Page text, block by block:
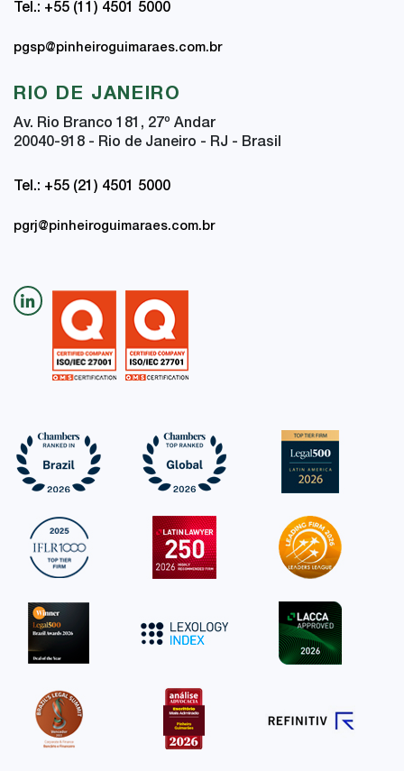
Tel.: +55 (11) 4501 5000
pgsp@pinheiroguimaraes.com.br
RIO DE JANEIRO
Av. Rio Branco 181, 27º Andar
20040-918 - Rio de Janeiro - RJ - Brasil
Tel.: +55 (21) 4501 5000
pgrj@pinheiroguimaraes.com.br